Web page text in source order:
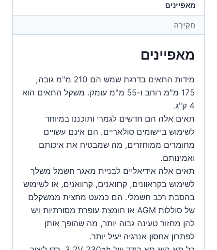
מאפיינים
חֲקִירָה
מאפיינים
מידות התאים בדרגת שמש הם 210 מ"מ גובה,
175 מ"מ רוחב ו-55 מ"מ עומק. משקל התאים הוא
4 ק"ג.
תאים אלה הם חדשים לגמרי ותוכננו במיוחד
לשימוש ביישומים סולאריים. הם אינם עשויים
מחומרים ממוחזרים, מה שמבטיח את איכותם
ואמינותם.
תאים אלה אידיאליים לבניית מאגר חשמל משלך
לשימוש בקראוונים, קרוואנים, קרוואנים, או לשימוש
בהסבת רכב חשמלי. הם כמעט מחצית ממשקלם
של סוללות AGM או חומצת עופרת מסורתיות ויש
להן מחזור טעינה גבוה יותר, מה שהופך אותן
לפתרון אחסון אנרגיה יעיל יותר.